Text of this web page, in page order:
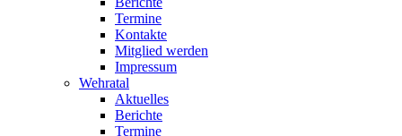
Termine
Kontakte
Mitglied werden
Impressum
Wehratal
Aktuelles
Berichte
Termine